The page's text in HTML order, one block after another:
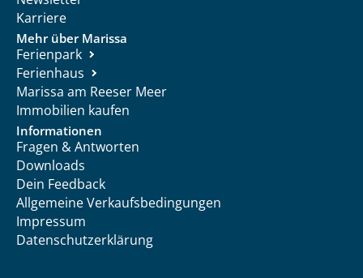
Karriere
Mehr über Marissa
Ferienpark
Ferienhaus
Marissa am Reeser Meer
Immobilien kaufen
Informationen
Fragen & Antworten
Downloads
Dein Feedback
Allgemeine Verkaufsbedingungen
Impressum
Datenschutzerklärung